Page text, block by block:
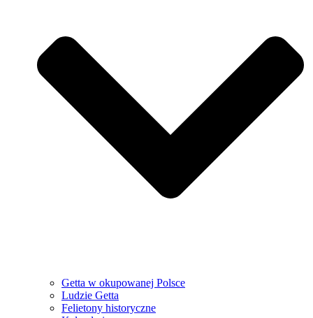
Getta w okupowanej Polsce
Ludzie Getta
Felietony historyczne